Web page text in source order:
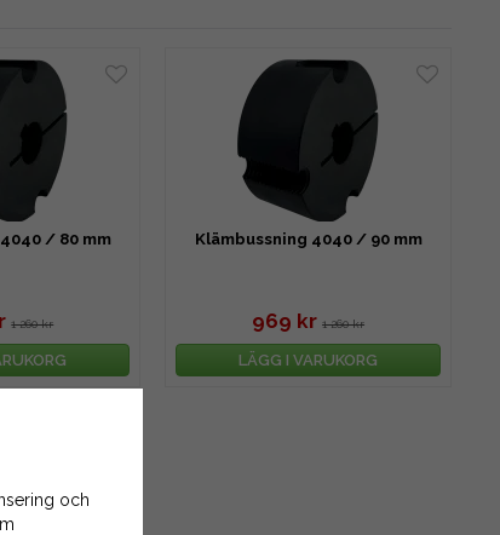
/ 80 mm
1 260 kr
Klämbussning 4040 / 90 mm
969 kr 1 260 kr
LÄGG I VARUKORG
och